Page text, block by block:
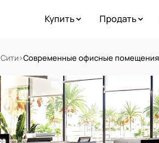
Купить Продать
›Современные офисные